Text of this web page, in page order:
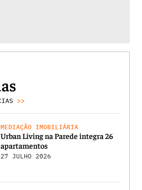
>>
MEDIAÇÃO IMOBILIÁRIA
Urban Living na Parede integra 26
apartamentos
27 JULHO 2026